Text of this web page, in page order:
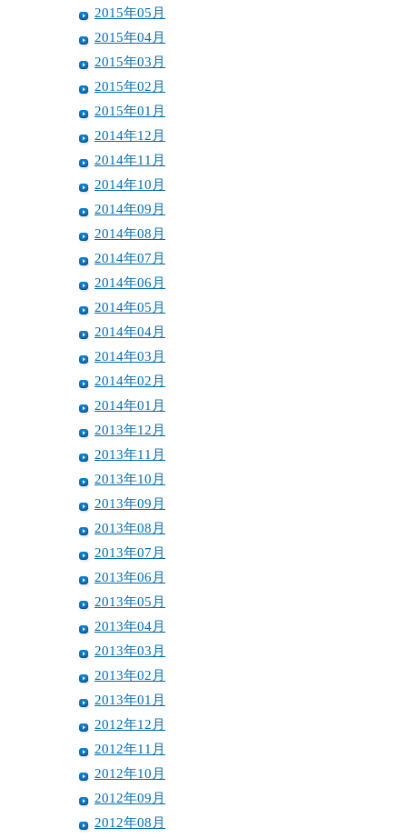
2015年05月
2015年04月
2015年03月
2015年02月
2015年01月
2014年12月
2014年11月
2014年10月
2014年09月
2014年08月
2014年07月
2014年06月
2014年05月
2014年04月
2014年03月
2014年02月
2014年01月
2013年12月
2013年11月
2013年10月
2013年09月
2013年08月
2013年07月
2013年06月
2013年05月
2013年04月
2013年03月
2013年02月
2013年01月
2012年12月
2012年11月
2012年10月
2012年09月
2012年08月